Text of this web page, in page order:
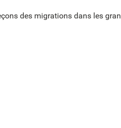
des migrations dans les